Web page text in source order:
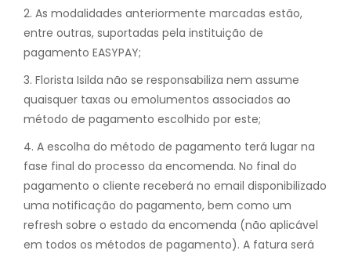
2. As modalidades anteriormente marcadas estão,
entre outras, suportadas pela instituição de
pagamento EASYPAY;
3. Florista Isilda não se responsabiliza nem assume
quaisquer taxas ou emolumentos associados ao
método de pagamento escolhido por este;
4. A escolha do método de pagamento terá lugar na
fase final do processo da encomenda. No final do
pagamento o cliente receberá no email disponibilizado
uma notificação do pagamento, bem como um
refresh sobre o estado da encomenda (não aplicável
em todos os métodos de pagamento). A fatura será